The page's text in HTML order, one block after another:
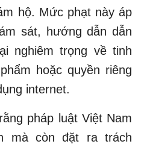
hộ. Mức phạt này áp
sát, hướng dẫn dẫn
nghiêm trọng về tinh
hoặc quyền riêng
internet.
pháp luật Việt Nam
mà còn đặt ra trách